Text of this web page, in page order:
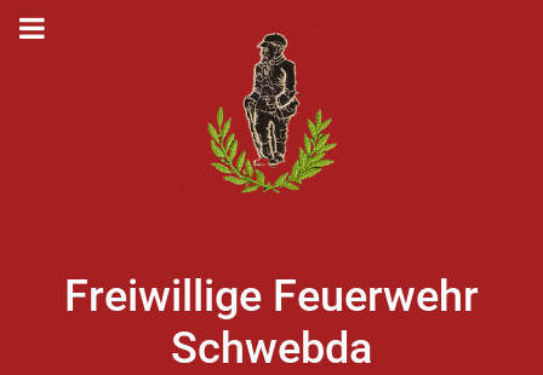
Freiwillige Feuerwehr
Schwebda